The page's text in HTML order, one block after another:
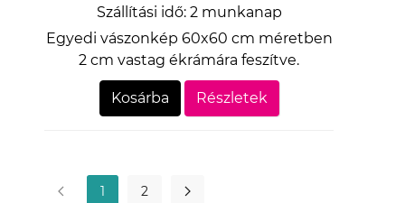
Szállítási idő: 2 munkanap
Egyedi vászonkép 60x60 cm méretben
2 cm vastag ékrámára feszítve.
Kosárba Részletek
1 2